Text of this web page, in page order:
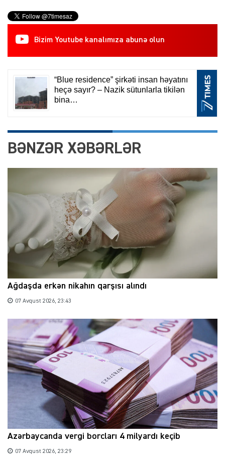
Bizim Youtube kanalımıza abunə olun
BƏNZƏR XƏBƏRLƏR
Ağdaşda erkən nikahın qarşısı alındı
07 Avqust 2026, 23:43
Azərbaycanda vergi borcları 4 milyardı keçib
07 Avqust 2026, 23:29